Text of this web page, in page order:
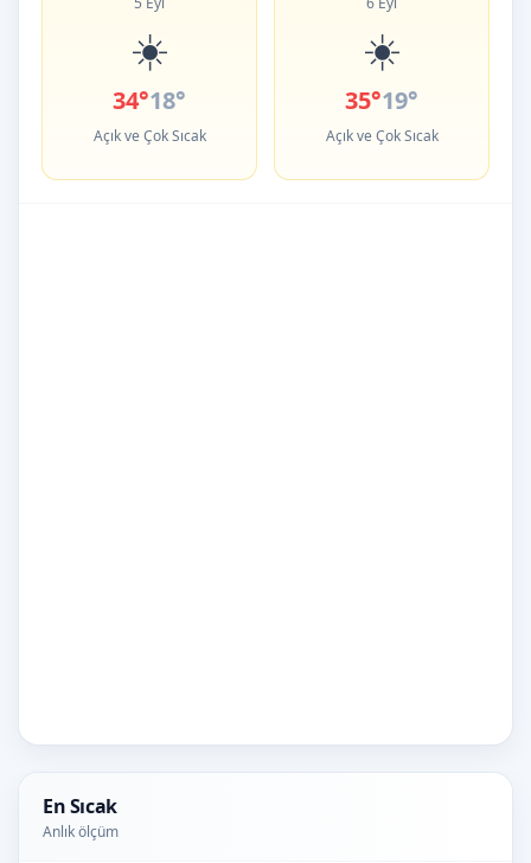
☀️
34°18°
Açık ve Çok Sıcak
☀️
35°19°
Açık ve Çok Sıcak
En Sıcak
Anlık ölçüm